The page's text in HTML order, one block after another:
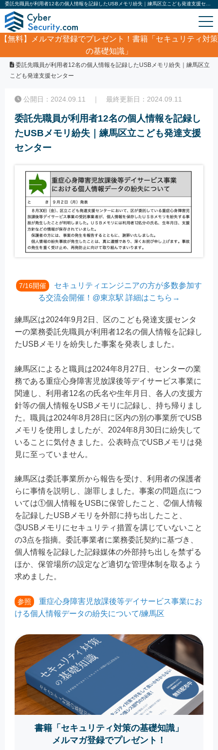
【無料】
メルマガ登録でプレゼント！書籍「セキュリティ対策
の基礎知識」
サイバーセキュリティ・情報漏洩ニュース
委託先職員が利用者12名の個人情報を記録したUSBメモリ紛失｜練馬区立
こども発達支援センター
公開日：2024.09.11 ｜ 最終更新日：2024.09.11
委託先職員が利用者12名の個人情報を記録し
たUSBメモリ紛失｜練馬区立こども発達支援
センター
7/16開催
セキュリティエンジニアの方が多数参加す
る交流会開催！@東京駅 詳細はこちら→
練馬区は2024年9月2日、区のこども発達支援センタ
ーの業務委託先職員が利用者12名の個人情報を記録し
たUSBメモリを紛失した事案を発表しました。
練馬区によると職員は2024年8月27日、センターの業
務である重症心身障害児放課後等デイサービス事業に
関連し、利用者12名の氏名や生年月日、各人の支援方
針等の個人情報をUSBメモリに記録し、持ち帰りまし
た。職員は2024年8月28日に区内の別の事業所でUSB
メモリを使用しましたが、2024年8月30日に紛失して
いることに気付きました。公表時点でUSBメモリは発
見に至っていません。
練馬区は委託事業所から報告を受け、利用者の保護者
らに事情を説明し、謝罪しました。事案の問題点につ
いては①個人情報をUSBに保管したこと、②個人情報
を記録したUSBメモリを外部に持ち出したこと、
③USBメモリにセキュリティ措置を講じていないこと
の3点を指摘。委託事業者に業務委託契約に基づき、
個人情報を記録した記録媒体の外部持ち出しを禁ずる
ほか、保管場所の設定など適切な管理体制を取るよう
求めました。
参照
重症心身障害児放課後等デイサービス事業にお
ける個人情報データの紛失について/練馬区
書籍「セキュリティ対策の基礎知識」
メルマガ登録でプレゼント！